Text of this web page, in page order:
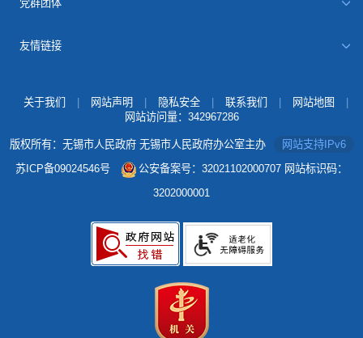
党群团体
友情链接
关于我们 网站声明 隐私安全 联系我们 网站地图
网站访问量： 342967286
版权所有：无锡市人民政府 无锡市人民政府办公室主办
网站支持IPv6
苏ICP备09024546号
公安备案号：32021102000707 网站标识码：
3202000001